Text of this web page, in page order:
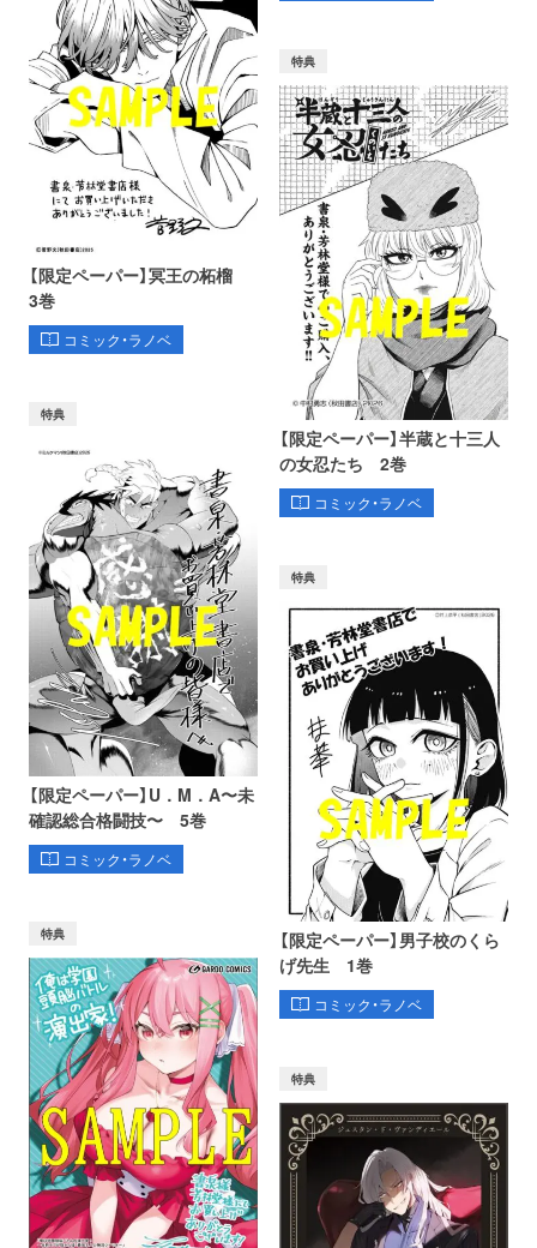
【限定ペーパー】冥王の柘榴
3巻
コミック・ラノベ
特典
【限定ペーパー】半蔵と十三人
の女忍たち 2巻
コミック・ラノベ
特典
【限定ペーパー】U．M．A〜未
確認総合格闘技〜 5巻
コミック・ラノベ
特典
【限定ペーパー】男子校のくら
げ先生 1巻
コミック・ラノベ
特典
特典